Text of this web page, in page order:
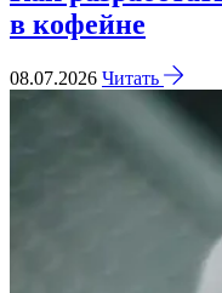
в кофейне
08.07.2026 Читать